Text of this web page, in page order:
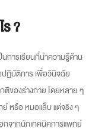
?
การเรียนที่นำความรู้ด้าน
ฏิบัติการ เพื่อวินิจฉัย
ของร่างกาย โดยหลาย ๆ
หรือ หมอแล็บ แต่จริง ๆ
จากนักเทคนิคการแพทย์